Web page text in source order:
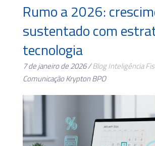
Rumo a 2026:
sustentado com
tecnologia
7 de janeiro de 2026 /BlogInteligência
Comunicação Krypton BPO